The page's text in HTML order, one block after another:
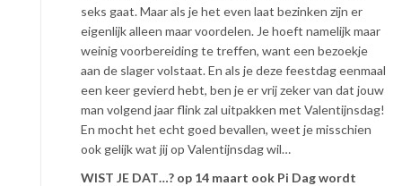
seks gaat. Maar als je het even laat bezinken zijn er
eigenlijk alleen maar voordelen. Je hoeft namelijk maar
weinig voorbereiding te treffen, want een bezoekje
aan de slager volstaat. En als je deze feestdag eenmaal
een keer gevierd hebt, ben je er vrij zeker van dat jouw
man volgend jaar flink zal uitpakken met Valentijnsdag!
En mocht het echt goed bevallen, weet je misschien
ook gelijk wat jij op Valentijnsdag wil…
WIST JE DAT…? op 14 maart ook Pi Dag wordt